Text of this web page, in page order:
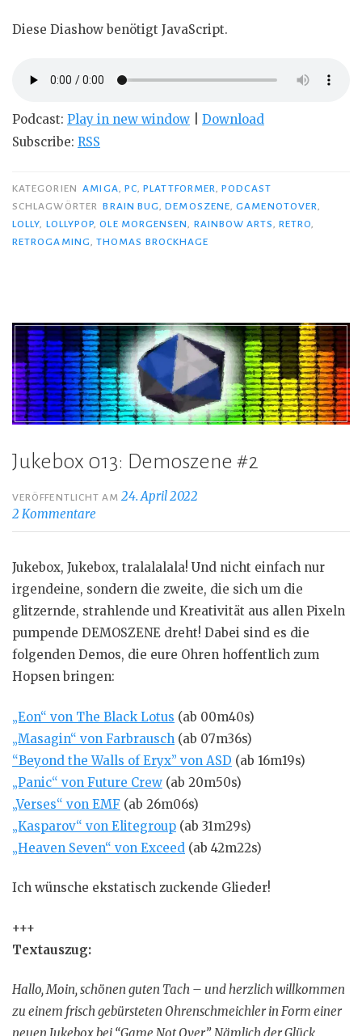
Diese Diashow benötigt JavaScript.
Podcast: Play in new window
Download
Subscribe: RSS
KATEGORIEN AMIGA PC ,PLATTFORMER ,PODCAST
SCHLAGWÖRTER
BRAIN BUG ,DEMOSZENE ,GAMENOTOVER
LOLLY LOLLYPOP ,OLE MORGENSEN RAINBOW ARTS RETRO
RETROGAMING
,THOMAS BROCKHAGE
Jukebox 013: Demoszene #2
VERÖFFENTLICHT AM24. April 2022
2 Kommentare
Jukebox, Jukebox, tralalalala! Und nicht einfach nur
irgendeine, sondern die zweite, die sich um die
glitzernde, strahlende und Kreativität aus allen Pixeln
pumpende DEMOSZENE dreht! Dabei sind es die
folgenden Demos, die eure Ohren hoffentlich zum
Hopsen bringen:
„Eon“ von The Black Lotus (ab 00m40s)
„Masagin“ von Farbrausch (ab 07m36s)
“Beyond the Walls of Eryx” von ASD (ab 16m19s)
„Panic“ von Future Crew (ab 20m50s)
„Verses“ von EMF (ab 26m06s)
„Kasparov“ von Elitegroup (ab 31m29s)
„Heaven Seven“ von Exceed (ab 42m22s)
Ich wünsche ekstatisch zuckende Glieder!
+++
Textauszug:
Hallo, Moin, schönen guten Tach – und herzlich willkommen
zu einem frisch gebürsteten Ohrenschmeichler in Form einer